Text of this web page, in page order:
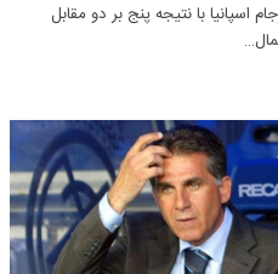
اسپانیا با نتیجه پنج بر دو مقابل